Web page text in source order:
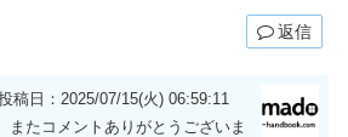
返信
稿日：2025/07/15(火) 06:59:11
またコメントありがとうございま